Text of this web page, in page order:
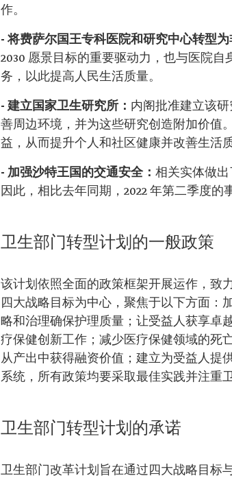
作。
- 将费萨尔国王专科医院和研究中心转型为
2030 愿景目标的重要驱动力，也与医院
务，以此提高人民生活质量。
- 建立国家卫生研究所： 内阁批准建立该
善周边环境，并为这些研究创造附加价值
益，从而提升个人和社区健康并改善生活质
- 加强沙特王国的交通安全： 相关实体做
因此，相比去年同期，2022 年第二季度的
卫生部门转型计划的一般政策
该计划依照全面的政策框架开展运作，致
四大战略目标为中心，聚焦于以下方面：
略和治理确保护理质量；让受益人获享卓
疗保健创新工作；减少医疗保健领域的死
从产出中获得融资价值；建立为受益人提
系统，所有政策均要采取最佳实践并注重
卫生部门转型计划的承诺
卫生部门改革计划旨在通过四大战略目标